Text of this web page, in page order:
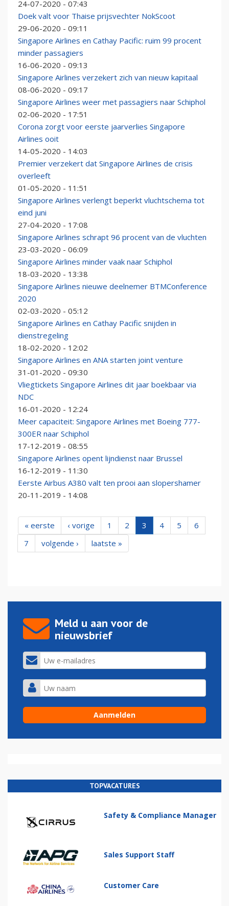
24-07-2020 - 07:43
Doek valt voor Thaise prijsvechter NokScoot
29-06-2020 - 09:11
Singapore Airlines en Cathay Pacific: ruim 99 procent
minder passagiers
16-06-2020 - 09:13
Singapore Airlines verzekert zich van nieuw kapitaal
08-06-2020 - 09:17
Singapore Airlines weer met passagiers naar Schiphol
02-06-2020 - 17:51
Corona zorgt voor eerste jaarverlies Singapore
Airlines ooit
14-05-2020 - 14:03
Premier verzekert dat Singapore Airlines de crisis
overleeft
01-05-2020 - 11:51
Singapore Airlines verlengt beperkt vluchtschema tot
eind juni
27-04-2020 - 17:08
Singapore Airlines schrapt 96 procent van de vluchten
23-03-2020 - 06:09
Singapore Airlines minder vaak naar Schiphol
18-03-2020 - 13:38
Singapore Airlines nieuwe deelnemer BTMConference
2020
02-03-2020 - 05:12
Singapore Airlines en Cathay Pacific snijden in
dienstregeling
18-02-2020 - 12:02
Singapore Airlines en ANA starten joint venture
31-01-2020 - 09:30
Vliegtickets Singapore Airlines dit jaar boekbaar via
NDC
16-01-2020 - 12:24
Meer capaciteit: Singapore Airlines met Boeing 777-
300ER naar Schiphol
17-12-2019 - 08:55
Singapore Airlines opent lijndienst naar Brussel
16-12-2019 - 11:30
Eerste Airbus A380 valt ten prooi aan slopershamer
20-11-2019 - 14:08
« eerste ‹ vorige 1 2 3 4 5
6
7
volgende › laatste »
Meld u aan voor de
nieuwsbrief
TOPVACATURES
Safety & Compliance Manager
Sales Support Staff
Customer Care